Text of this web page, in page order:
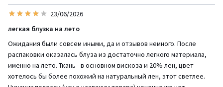
23/06/2026
легкая блузка на лето
Ожидания были совсем иными, да и отзывов немного. После
распаковки оказалась блуза из достаточно легкого материала,
именно на лето. Ткань - в основном вискоза и 20% лен, цвет
хотелось бы более похожий на натуральный лен, этот светлее.